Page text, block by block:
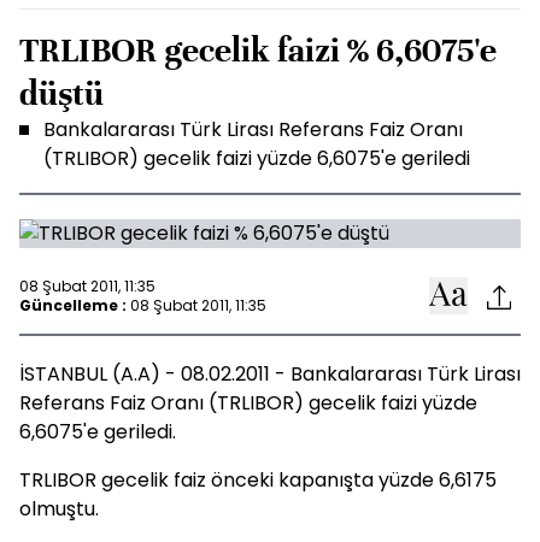
TRLIBOR gecelik faizi % 6,6075'e
düştü
Bankalararası Türk Lirası Referans Faiz Oranı
(TRLIBOR) gecelik faizi yüzde 6,6075'e geriledi
08 Şubat 2011, 11:35
Güncelleme : 08 Şubat 2011, 11:35
İSTANBUL (A.A) - 08.02.2011 - Bankalararası Türk Lirası
Referans Faiz Oranı (TRLIBOR) gecelik faizi yüzde
6,6075'e geriledi.
TRLIBOR gecelik faiz önceki kapanışta yüzde 6,6175
olmuştu.